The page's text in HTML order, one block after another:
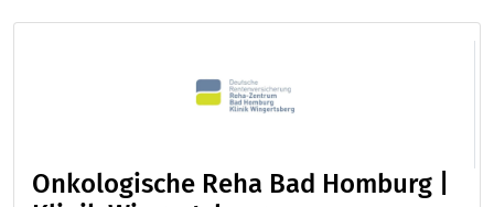
Onkologische Reha Bad Homburg |